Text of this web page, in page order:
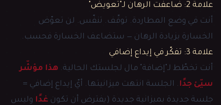
علامة 2: ضاعفت الرهان لـ"تعويض"
أنت في وضع المطاردة. توقّف. تنفّس. لن تعوّض
الخسارة بزيادة الرهان — ستضاعف الخسارة فحسب.
علامة 3: تفكّر في إيداع إضافي
أنت تخطّط لـ"إضافة" مال لجلستك الحالية. هذا مؤشّر
سيّئ جدًا . الجلسة انتهت ميزانيتها. أيّ إيداع إضافي =
جلسة جديدة بميزانية جديدة (يفترض أن تكون غدًا وليس